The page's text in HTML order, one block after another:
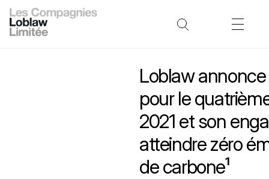
Loblaw
pour le
2021 et son
atteindre zéro
de carbone¹